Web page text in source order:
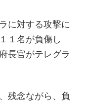
に対する攻撃に
１名が負傷し
長官がテレグラ
残念ながら、負